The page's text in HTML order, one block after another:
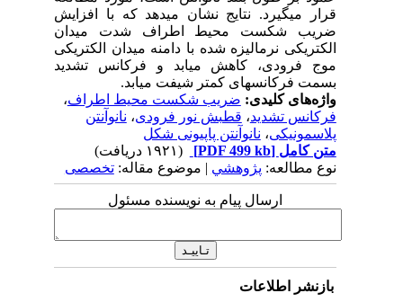
قرار میگیرد. نتایج نشان میدهد که با افزایش
ضریب شکست محیط اطراف شدت میدان
الکتریکی نرمالیزه شده با دامنه میدان الکتریکی
موج فرودی، کاهش میابد و فرکانس تشدید
بسمت فرکانسهای کمتر شیفت میابد.
واژه‌های کلیدی:ضریب شکست محیط اطراف،
فرکانس تشدید،قطبش نور فرودی،نانوآنتن
پلاسمونیکی،نانوآنتن پاپیونی شکل
متن کامل[PDF 499 kb]
نوع مطالعه:پژوهشي| موضوع مقاله:تخصصی
ارسال پیام به نویسنده مسئول
بازنشر اطلاعات